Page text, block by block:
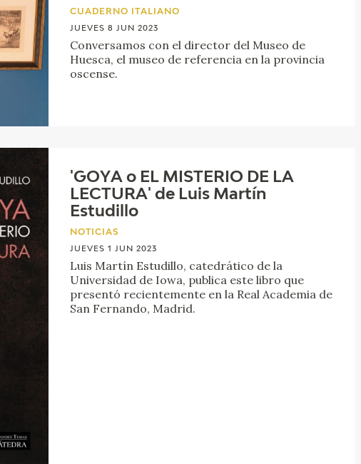
CUADERNO ITALIANO
JUEVES 8 JUN 2023
Conversamos con el director del Museo de
Huesca, el museo de referencia en la provincia
oscense.
'GOYA o EL MISTERIO DE LA
LECTURA' de Luis Martín
Estudillo
NOTICIAS
JUEVES 1 JUN 2023
Luis Martín Estudillo, catedrático de la
Universidad de Iowa, publica este libro que
presentó recientemente en la Real Academia de
San Fernando, Madrid.